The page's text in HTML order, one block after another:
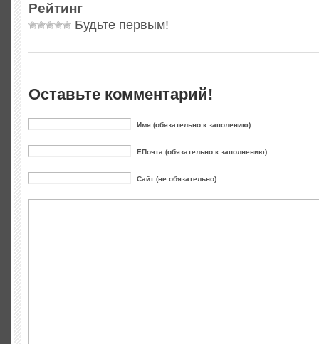
Рейтинг
Будьте первым!
Оставьте комментарий!
Имя (обязательно к заполению)
ЕПочта (обязательно к заполнению)
Сайт (не обязательно)